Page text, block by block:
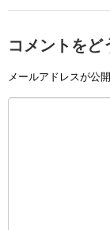
コメントをど
メールアドレスが公